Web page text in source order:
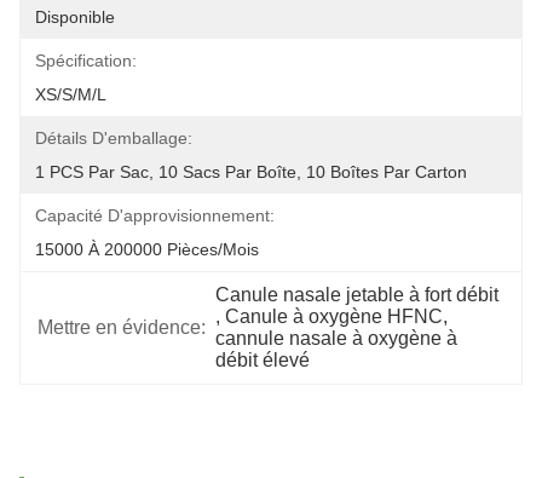
Disponible
Spécification:
XS/S/M/L
Détails D'emballage:
1 PCS Par Sac, 10 Sacs Par Boîte, 10 Boîtes Par Carton
Capacité D'approvisionnement:
15000 À 200000 Pièces/mois
Mettre en évidence:
Canule nasale jetable à fort débit
, Canule à oxygène HFNC,
cannule nasale à oxygène à
débit élevé